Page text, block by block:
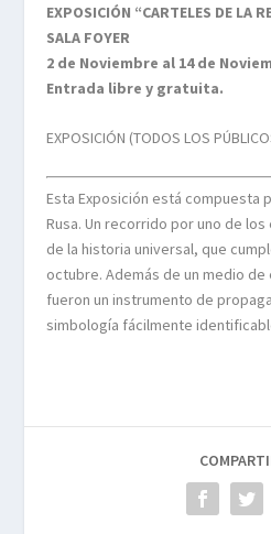
EXPOSICIÓN “CARTELES DE LA
SALA FOYER
2 de Noviembre al 14 de
Entrada libre y gratuita.
EXPOSICIÓN (TODOS LOS
Esta Exposición está compuesta
Rusa. Un recorrido por uno de
de la historia universal, que
octubre. Además de un medio
fueron un instrumento de
simbología fácilmente